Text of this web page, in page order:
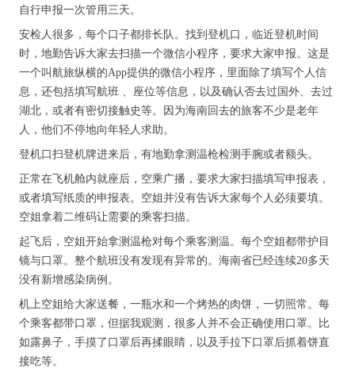
自行申报一次管用三天。
安检人很多，每个口子都排长队。找到登机口，临近登机时间
时，地勤告诉大家去扫描一个微信小程序，要求大家申报。这是
一个叫航旅纵横的App提供的微信小程序，里面除了填写个人信
息，还包括填写航班 、座位等信息，以及确认否去过国外、去过
湖北，或者有密切接触史等。因为海南回去的旅客不少是老年
人，他们不停地向年轻人求助。
登机口扫登机牌进来后，有地勤拿测温枪检测手腕或者额头。
正常在飞机舱内就座后，空乘广播，要求大家扫描填写申报表，
或者填写纸质的申报表。空姐并没有告诉大家每个人必须要填。
空姐拿着二维码让需要的乘客扫描。
起飞后，空姐开始拿测温枪对每个乘客测温。每个空姐都带护目
镜与口罩。整个航班没有发现有异常的。海南省已经连续20多天
没有新增感染病例。
机上空姐给大家送餐，一瓶水和一个烤热的肉饼，一切照常。每
个乘客都带口罩，但据我观测，很多人并不会正确使用口罩。比
如露鼻子，手摸了口罩后再揉眼睛，以及手拉下口罩后抓着饼直
接吃等。